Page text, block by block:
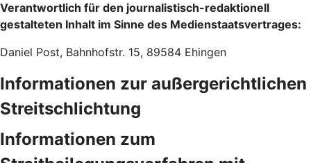
Verantwortlich für den journalistisch-redaktionell
gestalteten Inhalt im Sinne des Medienstaatsvertrages:
Daniel Post, Bahnhofstr. 15, 89584 Ehingen
Informationen zur außergerichtlichen
Streitschlichtung
Informationen zum